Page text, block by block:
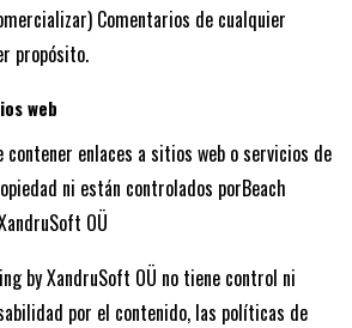
Comentarios de cualquier
propósito.
web
contener enlaces a sitios web o servicios de
ni están controlados porBeach
OÜ
by XandruSoft OÜ no tiene control ni
por el contenido, las políticas de